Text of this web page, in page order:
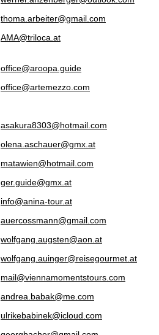
thoma.arbeiter@gmail.com
AMA@triloca.at
office@aroopa.guide
office@artemezzo.com
asakura8303@hotmail.com
olena.aschauer@gmx.at
matawien@hotmail.com
ger.guide@gmx.at
info@anina-tour.at
auercossmann@gmail.com
wolfgang.augsten@aon.at
wolfgang.auinger@reisegourmet.at
mail@viennamomentstours.com
andrea.babak@me.com
ulrikebabinek@icloud.com